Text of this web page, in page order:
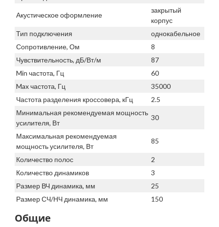
Акустическое оформление
закрытый
корпус
Тип подключения
однокабельное
Сопротивление, Ом
8
Чувствительность, дБ/Вт/м
87
Min частота, Гц
60
Max частота, Гц
35000
Частота разделения кроссовера, кГц
2.5
Минимальная рекомендуемая мощность
усилителя, Вт
30
Максимальная рекомендуемая
мощность усилителя, Вт
85
Количество полос
2
Количество динамиков
3
Размер ВЧ динамика, мм
25
Размер СЧ/НЧ динамика, мм
150
Общие